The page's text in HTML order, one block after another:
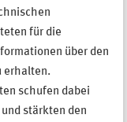
für die
über den
erhalten.
schufen dabei
stärkten den